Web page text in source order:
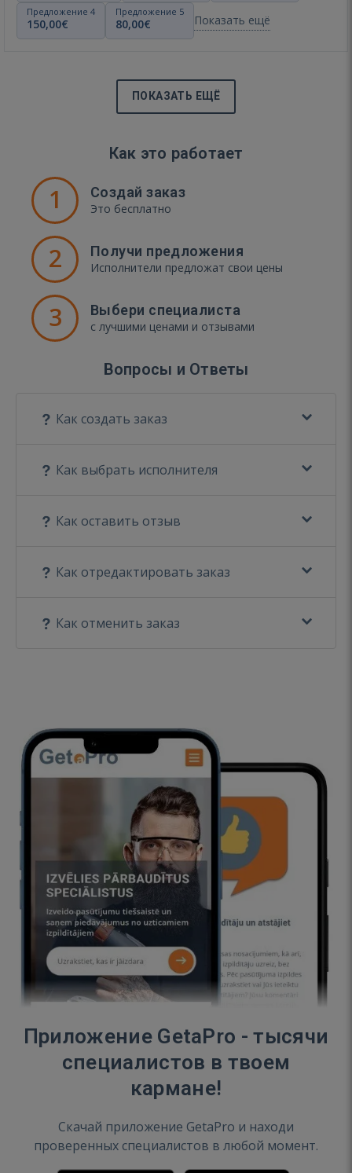
Предложение 4
150,00€
Предложение 5
80,00€ Показать ещё
ПОКАЗАТЬ ЕЩЁ
Как это работает
1 Создай заказ
Это бесплатно
2 Получи предложения
Исполнители предложат свои цены
3 Выбери специалиста
с лучшими ценами и отзывами
Вопросы и Ответы
Как создать заказ
Как выбрать исполнителя
Как оставить отзыв
Как отредактировать заказ
Как отменить заказ
Приложение GetaPro - тысячи
специалистов в твоем
кармане!
Скачай приложение GetaPro и находи
проверенных специалистов в любой момент.